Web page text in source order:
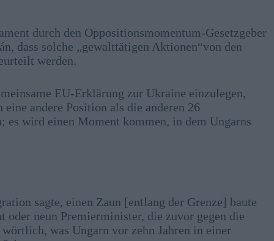
durch den Oppositionsmomentum-Gesetzgeber
dass solche „gewalttätigen Aktionen“von den
werden.
EU-Erklärung zur Ukraine einzulegen,
andere Position als die anderen 26
wird einen Moment kommen, in dem Ungarns
sagte, einen Zaun [entlang der Grenze] baute
oder neun Premierminister, die zuvor gegen die
was Ungarn vor zehn Jahren in einer